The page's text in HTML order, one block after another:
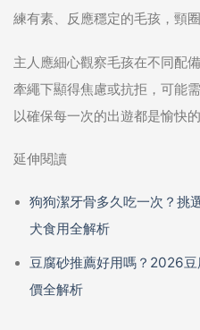
練有素、反應穩定的毛孩，頸
主人應細心觀察毛孩在不同配
牽繩下顯得焦慮或抗拒，可能
以確保每一次的出遊都是愉快的
延伸閱讀
狗狗潔牙骨多久吃一次？挑
犬食用全解析
豆腐砂推薦好用嗎？2026
價全解析